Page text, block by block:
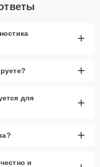
+
+
для
+
+
и